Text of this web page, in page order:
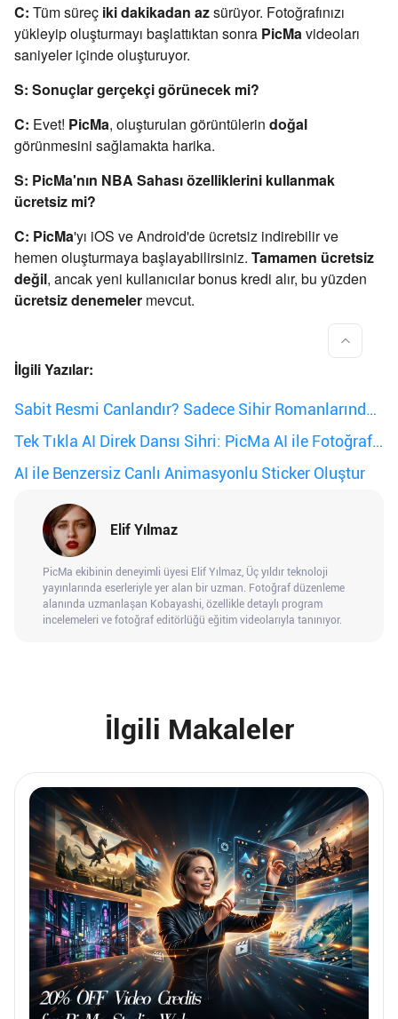
C: Tüm süreç iki dakikadan azsürüyor. Fotoğrafınızı
yükleyip oluşturmayı başlattıktan sonra PicMa videoları
saniyeler içinde oluşturuyor.
S: Sonuçlar gerçekçi görünecek mi?
C: Evet! PicMa, oluşturulan görüntülerin doğal
görünmesini sağlamakta harika.
S: PicMa'nın NBA Sahası özelliklerini kullanmak
ücretsiz mi?
C: PicMa'yı iOS ve Android'de ücretsiz indirebilir ve
hemen oluşturmaya başlayabilirsiniz. Tamamen ücretsiz
değil, ancak yeni kullanıcılar bonus kredi alır, bu yüzden
ücretsiz denemeler mevcut.
İlgili Yazılar:
Sabit Resmi Canlandır? Sadece Sihir Romanlarında
Değil
Tek Tıkla AI Direk Dansı Sihri: PicMa AI ile Fotoğraf
Dönüşümü
AI ile Benzersiz Canlı Animasyonlu Sticker Oluştur
Elif Yılmaz
PicMa ekibinin deneyimli üyesi Elif Yılmaz, Üç yıldır teknoloji
yayınlarında eserleriyle yer alan bir uzman. Fotoğraf düzenleme
alanında uzmanlaşan Kobayashi, özellikle detaylı program
incelemeleri ve fotoğraf editörlüğü eğitim videolarıyla tanınıyor.
İlgili Makaleler